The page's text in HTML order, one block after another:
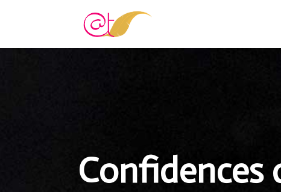
Confidences